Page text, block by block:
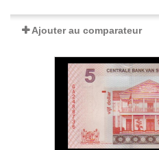
Ajouter au comparateur